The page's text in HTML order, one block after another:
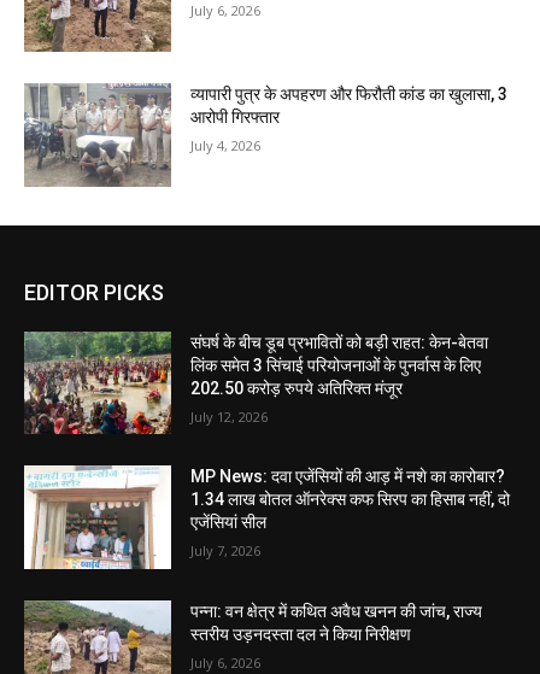
July 6, 2026
व्यापारी पुत्र के अपहरण और फिरौती कांड का खुलासा, 3
आरोपी गिरफ्तार
July 4, 2026
EDITOR PICKS
संघर्ष के बीच डूब प्रभावितों को बड़ी राहत: केन-बेतवा
लिंक समेत 3 सिंचाई परियोजनाओं के पुनर्वास के लिए
202.50 करोड़ रुपये अतिरिक्त मंजूर
July 12, 2026
MP News: दवा एजेंसियों की आड़ में नशे का कारोबार?
1.34 लाख बोतल ऑनरेक्स कफ सिरप का हिसाब नहीं, दो
एजेंसियां सील
July 7, 2026
पन्ना: वन क्षेत्र में कथित अवैध खनन की जांच, राज्य
स्तरीय उड़नदस्ता दल ने किया निरीक्षण
July 6, 2026